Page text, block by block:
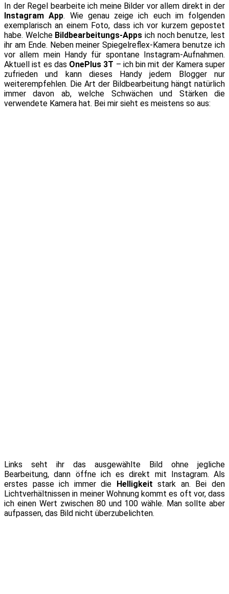
In der Regel bearbeite ich meine Bilder vor allem direkt in der
Instagram App. Wie genau zeige ich euch im folgenden
exemplarisch an einem Foto, dass ich vor kurzem gepostet
habe. Welche Bildbearbeitungs-Apps ich noch benutze, lest
ihr am Ende. Neben meiner Spiegelreflex-Kamera benutze ich
vor allem mein Handy für spontane Instagram-Aufnahmen.
Aktuell ist es das OnePlus 3T – ich bin mit der Kamera super
zufrieden und kann dieses Handy jedem Blogger nur
weiterempfehlen. Die Art der Bildbearbeitung hängt natürlich
immer davon ab, welche Schwächen und Stärken die
verwendete Kamera hat. Bei mir sieht es meistens so aus:
Links seht ihr das ausgewählte Bild ohne jegliche
Bearbeitung, dann öffne ich es direkt mit Instagram. Als
erstes passe ich immer die Helligkeit stark an. Bei den
Lichtverhältnissen in meiner Wohnung kommt es oft vor, dass
ich einen Wert zwischen 80 und 100 wähle. Man sollte aber
aufpassen, das Bild nicht überzubelichten.